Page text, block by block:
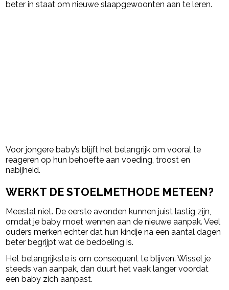
beter in staat om nieuwe slaapgewoonten aan te leren.
Voor jongere baby’s blijft het belangrijk om vooral te
reageren op hun behoefte aan voeding, troost en
nabijheid.
WERKT DE STOELMETHODE METEEN?
Meestal niet. De eerste avonden kunnen juist lastig zijn,
omdat je baby moet wennen aan de nieuwe aanpak. Veel
ouders merken echter dat hun kindje na een aantal dagen
beter begrijpt wat de bedoeling is.
Het belangrijkste is om consequent te blijven. Wissel je
steeds van aanpak, dan duurt het vaak langer voordat
een baby zich aanpast.